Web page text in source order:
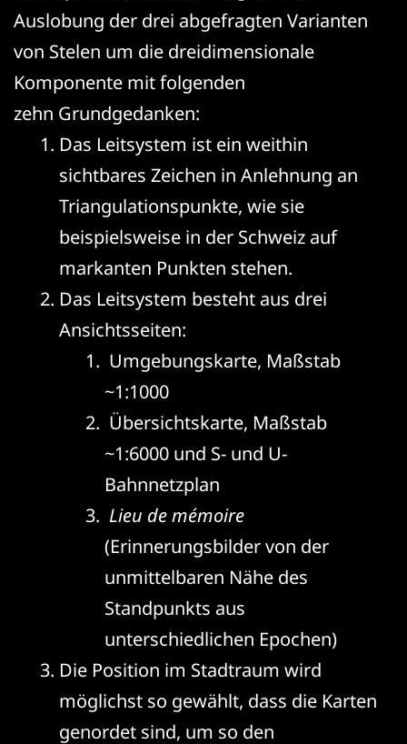
Auslobung der drei abgefragten Varianten
von Stelen um die dreidimensionale
Komponente mit folgenden
zehn Grundgedanken:
Das Leitsystem ist ein weithin
sichtbares Zeichen in Anlehnung an
Triangulationspunkte, wie sie
beispielsweise in der Schweiz auf
markanten Punkten stehen.
Das Leitsystem besteht aus drei
Ansichtsseiten:
Umgebungskarte, Maßstab
~1:1000
Übersichtskarte, Maßstab
~1:6000 und S- und U-
Bahnnetzplan
Lieu de mémoire
(Erinnerungsbilder von der
unmittelbaren Nähe des
Standpunkts aus
unterschiedlichen Epochen)
Die Position im Stadtraum wird
möglichst so gewählt, dass die Karten
genordet sind, um so den